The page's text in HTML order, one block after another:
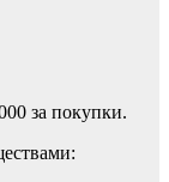
за покупки.